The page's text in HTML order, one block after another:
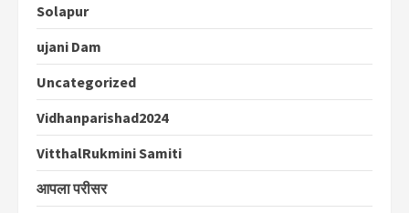
Solapur
ujani Dam
Uncategorized
Vidhanparishad2024
VitthalRukmini Samiti
आपला परीसर